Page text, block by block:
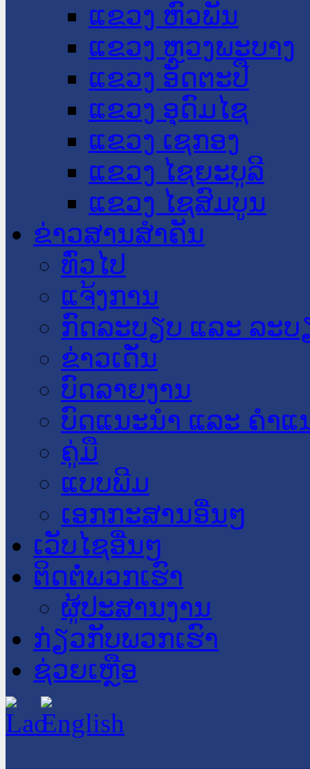
ແຂວງ ຫົວພັນ
ແຂວງ ຫຼວງພະບາງ
ແຂວງ ອັດຕະປື
ແຂວງ ອຸດົມໄຊ
ແຂວງ ເຊກອງ
ແຂວງ ໄຊຍະບູລີ
ແຂວງ ໄຊສົມບູນ
ຂ່າວສານສໍາຄັນ
​ທົ່ວ​ໄປ
ແຈ້ງການ
ກົດລະບຽບ ແລະ ລະບ
ຂ່າວເດັ່ນ
ບົດລາຍງານ
ບົດແນະນໍາ ແລະ ຄໍາແ
ຄູ່ມື
ແບບພີມ
ເອກກະສານອື່ນໆ
ເວັບໄຊອື່ນໆ
ຕິດຕໍ່ພວກເຮົາ
ຜູ້ປະສານງານ
ກ່ຽວກັບພວກເຮົາ
ຊ່ວຍເຫຼືອ